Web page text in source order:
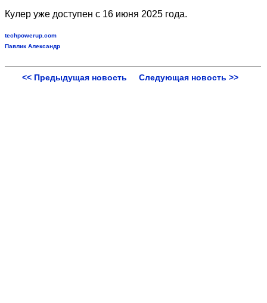
Кулер уже доступен с 16 июня 2025 года.
techpowerup.com
Павлик Александр
<< Предыдущая новость Следующая новость >>